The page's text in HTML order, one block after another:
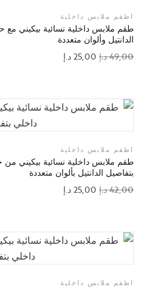
اطقم ملابس داخلية
طقم ملابس داخلية نسائية بيكيني
الدانتيل وألوان متعددة
49,00د.إ 25,00د.إ
اطقم ملابس داخلية
طقم ملابس داخلية نسائية بيكيني
بتفاصيل الدانتيل بألوان متعددة
42,00د.إ 25,00د.إ
اطقم ملابس داخلية